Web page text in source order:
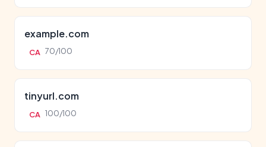
example.com
CA 70/100
tinyurl.com
CA 100/100